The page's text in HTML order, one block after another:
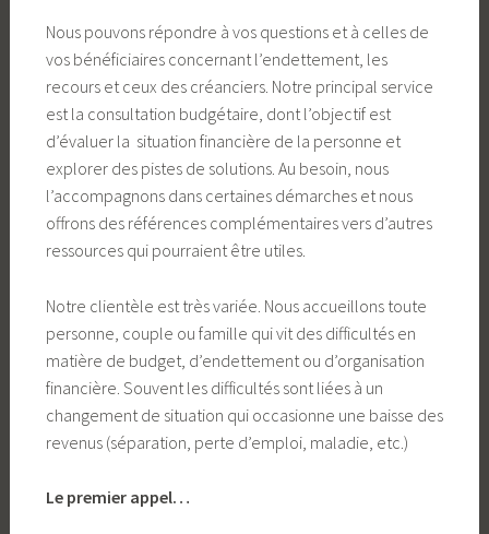
Nous pouvons répondre à vos questions et à celles de
vos bénéficiaires concernant l’endettement, les
recours et ceux des créanciers. Notre principal service
est la consultation budgétaire, dont l’objectif est
d’évaluer la situation financière de la personne et
explorer des pistes de solutions. Au besoin, nous
l’accompagnons dans certaines démarches et nous
offrons des références complémentaires vers d’autres
ressources qui pourraient être utiles.
Notre clientèle est très variée. Nous accueillons toute
personne, couple ou famille qui vit des difficultés en
matière de budget, d’endettement ou d’organisation
financière. Souvent les difficultés sont liées à un
changement de situation qui occasionne une baisse des
revenus (séparation, perte d’emploi, maladie, etc.)
Le premier appel…